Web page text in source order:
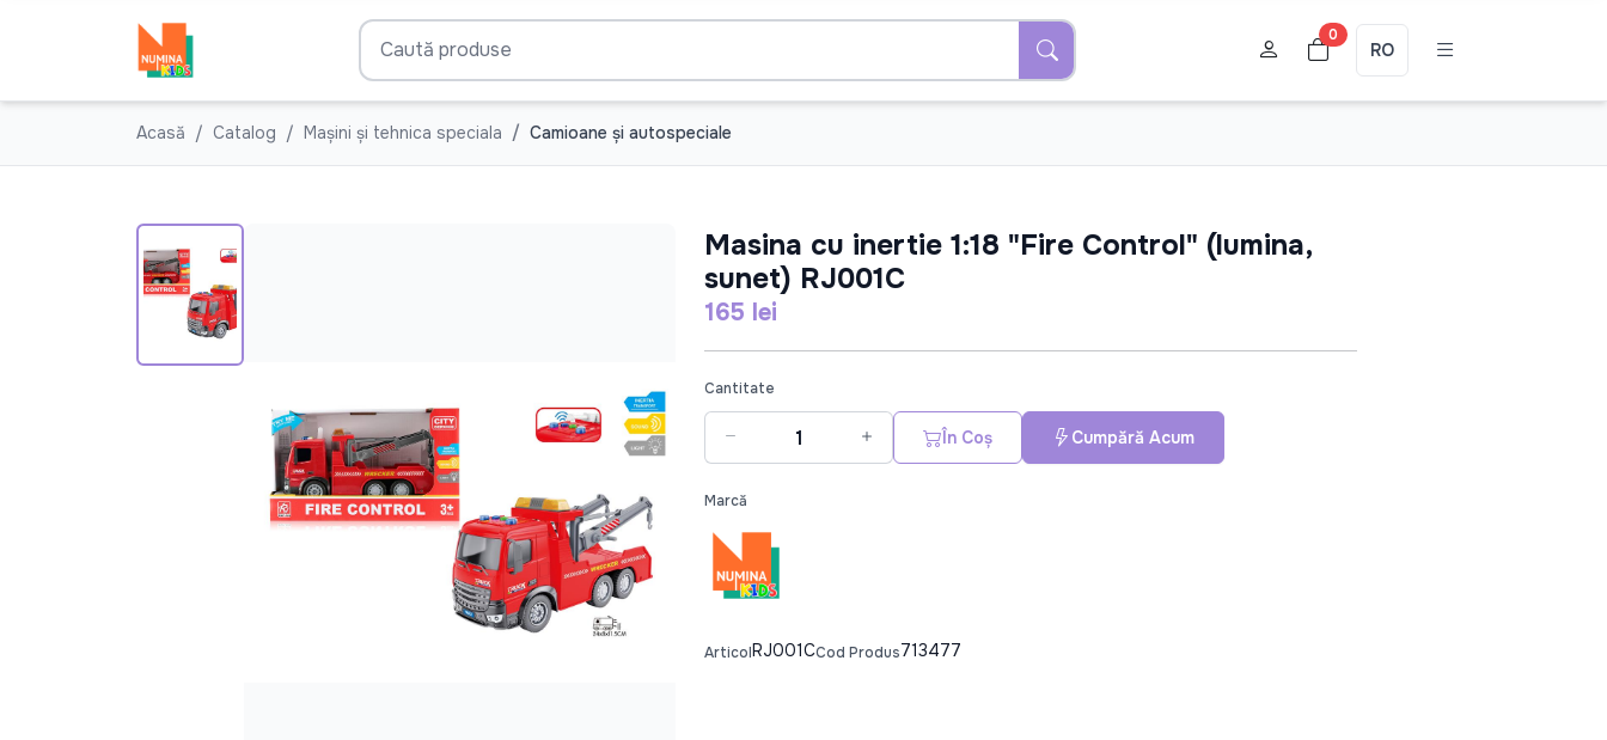
0
RO
Acasă Catalog Mașini și tehnica speciala Camioane şi autospeciale
Masina cu inertie 1:18 "Fire Control" (lumina,
sunet) RJ001C
165 lei
Cantitate
În Coș Cumpără Acum
Marcă
ArticolRJ001CCod Produs713477